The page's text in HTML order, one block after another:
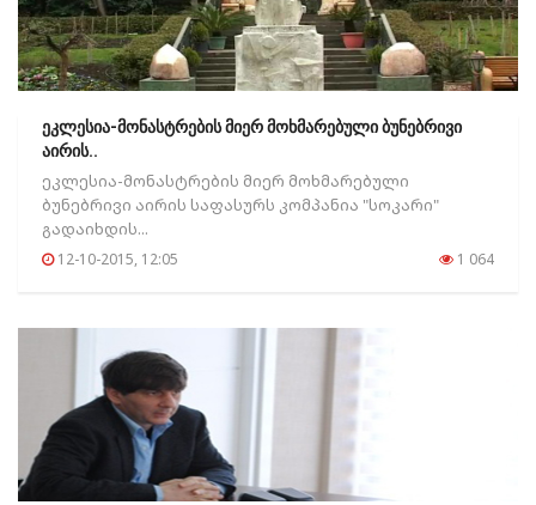
ეკლესია-მონასტრების მიერ მოხმარებული ბუნებრივი
აირის..
ეკლესია-მონასტრების მიერ მოხმარებული
ბუნებრივი აირის საფასურს კომპანია "სოკარი"
გადაიხდის...
12-10-2015, 12:05 1 064